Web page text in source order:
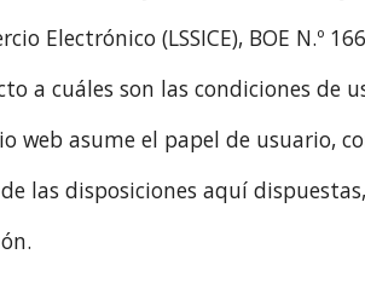
Electrónico (LSSICE), BOE N.º
a cuáles son las condiciones de
web asume el papel de usuario,
las disposiciones aquí